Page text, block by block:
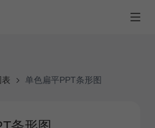
单色扁平PPT条形图